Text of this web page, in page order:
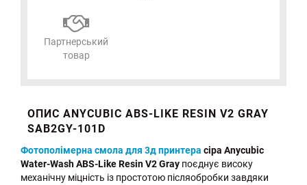
Партнерський
товар
ОПИС ANYCUBIC ABS-LIKE RESIN V2 GRAY
SAB2GY-101D
Фотополімерна смола для 3д принтера сіра Anycubic
Water-Wash ABS-Like Resin V2 Gray поєднує високу
механічну міцність із простотою післяобробки завдяки